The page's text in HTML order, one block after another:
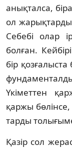
анық­тал­са,
ол
Себебі олар
болған.
бір
Үкіметтен
қаржы
тар­ды
Қазір сол